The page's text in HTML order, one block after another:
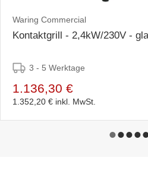
Waring Commercial
Kontaktgrill - 2,4kW/230V -
3 - 5 Werktage
1.136,30 €
1.352,20 € inkl. MwSt.